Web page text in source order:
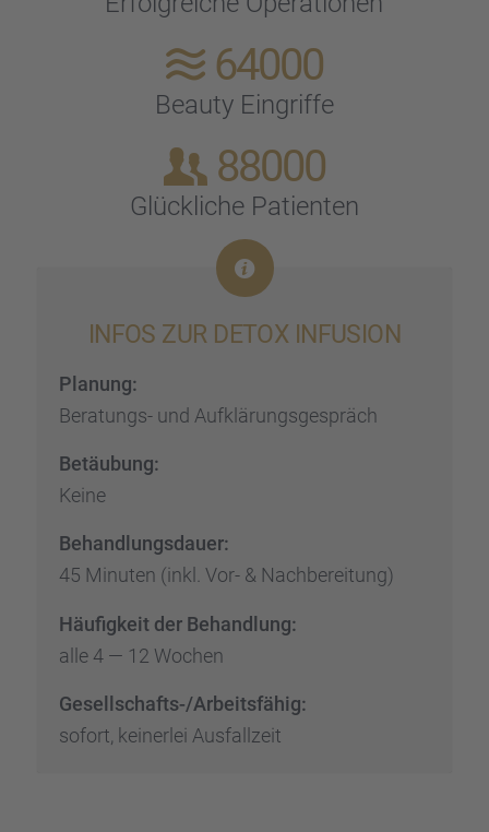
64000
Beauty Eingriffe
88000
Glück­li­che Patien­ten
INFOS ZUR DETOX INFUSION
Planung:
Beratungs- und Aufklä­rungs­ge­spräch
Betäu­bung:
Keine
Behand­lungs­dauer:
45 Minuten (inkl. Vor- & Nachbe­rei­tung)
Häufig­keit der Behand­lung:
alle 4 — 12 Wochen
Gesell­schafts-/Arbeits­fä­hig:
sofort, keiner­lei Ausfall­zeit